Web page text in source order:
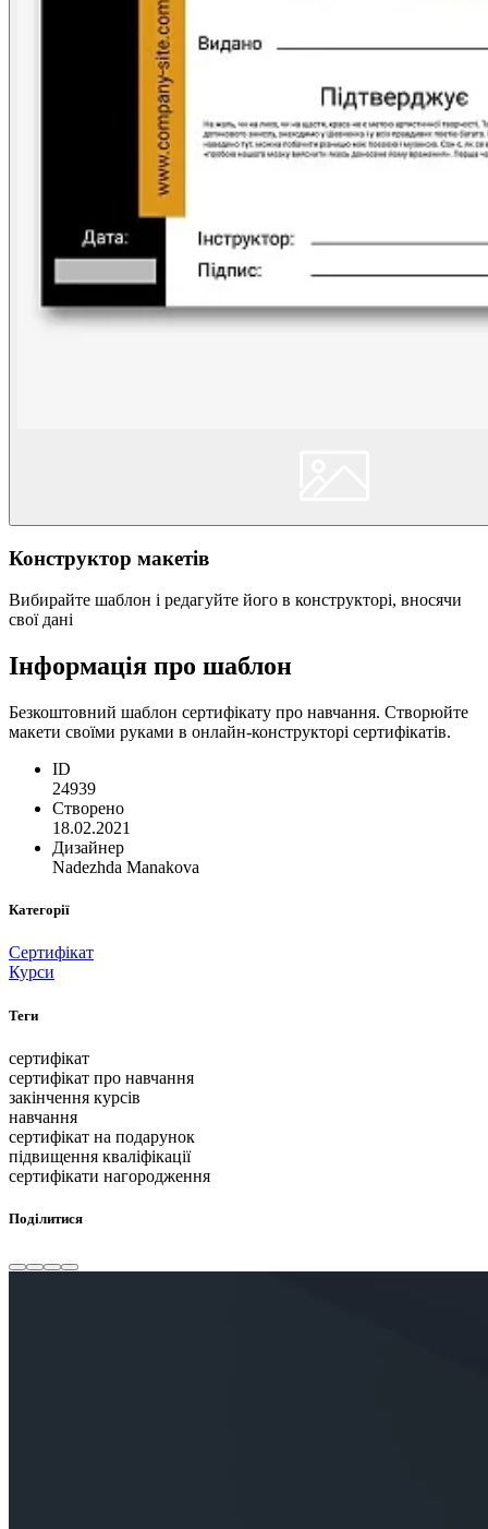
Конструктор макетів
Вибирайте шаблон і редагуйте його в конструкторі, вносячи
свої дані
Інформація про шаблон
Безкоштовний шаблон сертифікату про навчання. Створюйте
макети своїми руками в онлайн-конструкторі сертифікатів.
ID
24939
Створено
18.02.2021
Дизайнер
Nadezhda Manakova
Категорії
Сертифікат
Курси
Теги
сертифікат
сертифікат про навчання
закінчення курсів
навчання
сертифікат на подарунок
підвищення кваліфікації
сертифікати нагородження
Поділитися